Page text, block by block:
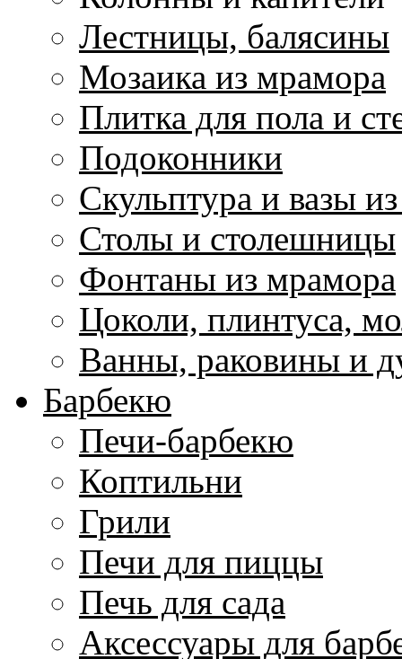
Лестницы, балясины
Мозаика из мрамора
Плитка для пола и
Подоконники
Скульптура и вазы
Столы и столешницы
Фонтаны из мрамора
Цоколи, плинтуса,
Ванны, раковины и
Барбекю
Печи-барбекю
Коптильни
Грили
Печи для пиццы
Печь для сада
Аксессуары для